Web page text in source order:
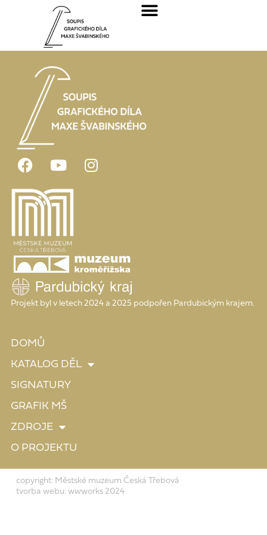
Projekt byl v letech 2024 a 2025 podpořen Pardubickým krajem.
DOMŮ
KATALOG DĚL
SIGNATURY
GRAFIK MŠ
ZDROJE
O PROJEKTU
copyright: Městské muzeum Česká Třebová
tvorba webu: wwworks 2024